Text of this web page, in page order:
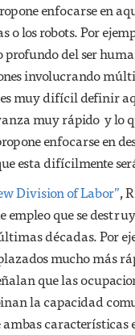
enfocarse en
o los robots. Por
profundo del ser
involucrando
muy difícil definir
muy rápido y lo
enfocarse en
esta difícilmente
Division of Labor”,
empleo que se
décadas. Por
mucho más
que las
la capacidad
características